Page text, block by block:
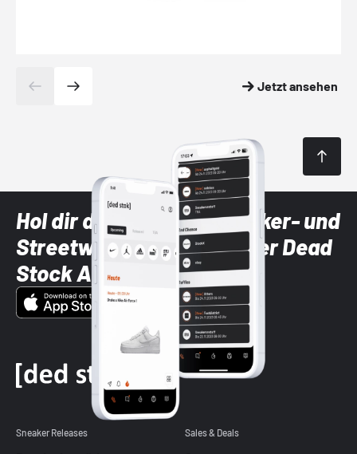
Jetzt ansehen
Hol dir die neuesten Sneaker- und
Streetwear-Brands mit der Dead
Stock App
Sneaker Releases Sales & Deals